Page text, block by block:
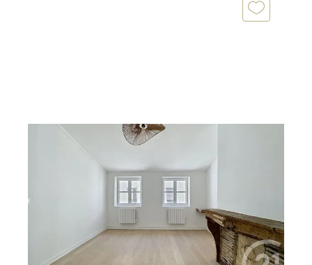
, 1 pièce
Appartement F1 à vendre
245 000 €
Lyon 2e Presqu'île | Cour intérieure Ancienne